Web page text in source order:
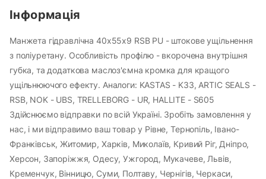
Інформація
Манжета гідравлічна 40х55х9 RSB PU - штокове ущільнення
з поліуретану. Особливість профілю - вкорочена внутрішня
губка, та додаткова маслоз'ємна кромка для кращого
ущільнюючого ефекту. Аналоги: KASTAS - K33, ARTIC SEALS -
RSB, NOK - UBS, TRELLEBORG - UR, HALLITE - S605
Здійснюємо відправки по всій Україні. Зробіть замовлення у
нас, і ми відправимо ваш товар у Рівне, Тернопіль, Івано-
Франківськ, Житомир, Харків, Миколаїв, Кривий Ріг, Дніпро,
Херсон, Запоріжжя, Одесу, Ужгород, Мукачеве, Львів,
Кременчук, Вінницю, Суми, Полтаву, Чернігів, Черкаси,